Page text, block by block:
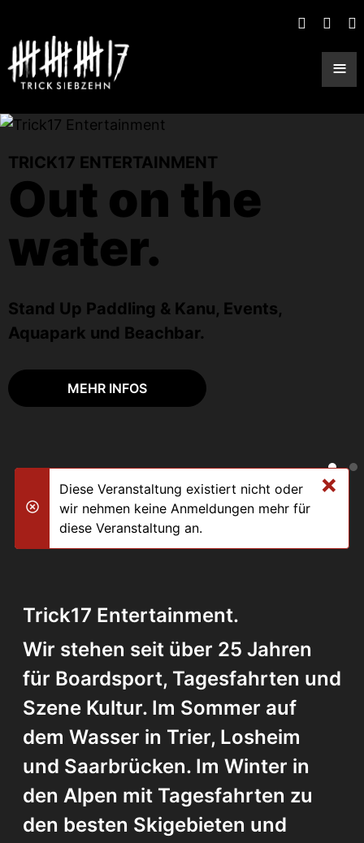
≡
TRICK17 ENTERTAINMENT
Out on the
water.
Stand Up Paddling & Kanu, Events,
Aquapark und Beachbar.
MEHR INFOS
×
danger
Diese Veranstaltung existiert nicht oder
wir nehmen keine Anmeldungen mehr für
diese Veranstaltung an.
Trick17 Entertainment.
Wir stehen seit über 25 Jahren
für Boardsport, Tagesfahrten und
Szene Kultur. Im Sommer auf
dem Wasser in Trier, Losheim
und Saarbrücken. Im Winter in
den Alpen mit Tagesfahrten zu
den besten Skigebieten und